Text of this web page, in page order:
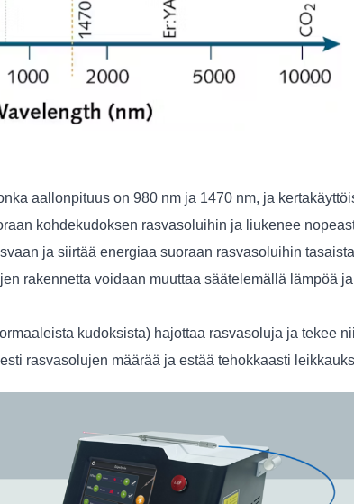
aallonpituus on 980 nm ja 1470 nm, ja
kohdekudoksen rasvasoluihin ja liukenee
ja siirtää energiaa suoraan rasvasoluihin
rakennetta voidaan muuttaa säätelemällä lämpöä
kudoksista) hajottaa rasvasoluja ja tekee
rasvasolujen määrää ja estää tehokkaasti